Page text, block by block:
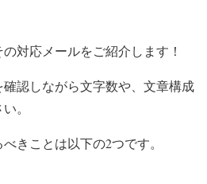
対応メールをご紹介します！
認しながら文字数や、文章構成
。
きことは以下の2つです。